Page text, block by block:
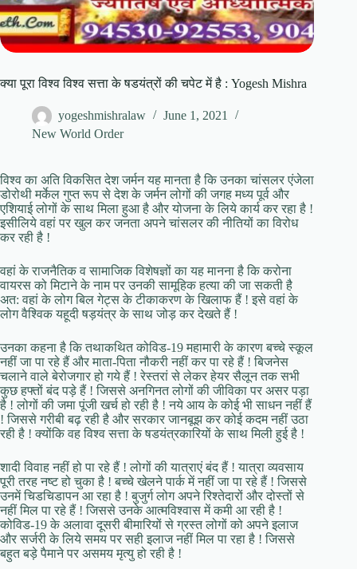
क्या पूरा विश्व विश्व सत्ता के षडयंत्रों की चपेट में है : Yogesh Mishra
yogeshmishralaw
June 1, 2021
New World Order
विश्व का अति विकसित देश जर्मन यह मानता है कि उनका चांसलर एंजेला
डोरोथी मर्केल गुप्त रूप से देश के जर्मन लोगों की जगह मध्य पूर्व और
एशियाई लोगों के साथ मिला हुआ है और योजना के लिये कार्य कर रहा है !
इसीलिये वहां पर खुल कर जनता अपने चांसलर की नीतियों का विरोध
कर रही है !
वहां के राजनैतिक व सामाजिक विशेषज्ञों का यह मानना है कि करोना
वायरस को मिटाने के नाम पर उनकी सामूहिक हत्या की जा सकती है
अत: वहां के लोग बिल गेट्स के टीकाकरण के खिलाफ हैं ! इसे वहां के
लोग वैश्विक यहूदी षड़यंत्र के साथ जोड़ कर देखते हैं !
उनका कहना है कि तथाकथित कोविड-19 महामारी के कारण बच्चे स्कूल
नहीं जा पा रहे हैं और माता-पिता नौकरी नहीं कर पा रहे हैं ! बिजनेस
चलाने वाले बेरोजगार हो गये हैं ! रेस्तरां से लेकर हेयर सैलून तक सभी
कुछ हफ्तों बंद पड़े हैं ! जिससे अनगिनत लोगों की जीविका पर असर पड़ा
है ! लोगों की जमा पूंजी खर्च हो रही है ! नये आय के कोई भी साधन नहीं हैं
! जिससे गरीबी बढ़ रही है और सरकार जानबूझ कर कोई कदम नहीं उठा
रही है ! क्योंकि वह विश्व सत्ता के षडयंत्रकारियों के साथ मिली हुई है !
शादी विवाह नहीं हो पा रहे हैं ! लोगों की यात्राएं बंद हैं ! यात्रा व्यवसाय
पूरी तरह नष्ट हो चुका है ! बच्चे खेलने पार्क में नहीं जा पा रहे हैं ! जिससे
उनमें चिडचिडापन आ रहा है ! बुजुर्ग लोग अपने रिश्तेदारों और दोस्तों से
नहीं मिल पा रहे हैं ! जिससे उनके आत्मविश्वास में कमी आ रही है !
कोविड-19 के अलावा दूसरी बीमारियों से ग्रस्त लोगों को अपने इलाज
और सर्जरी के लिये समय पर सही इलाज नहीं मिल पा रहा है ! जिससे
बहुत बड़े पैमाने पर असमय मृत्यु हो रही है !